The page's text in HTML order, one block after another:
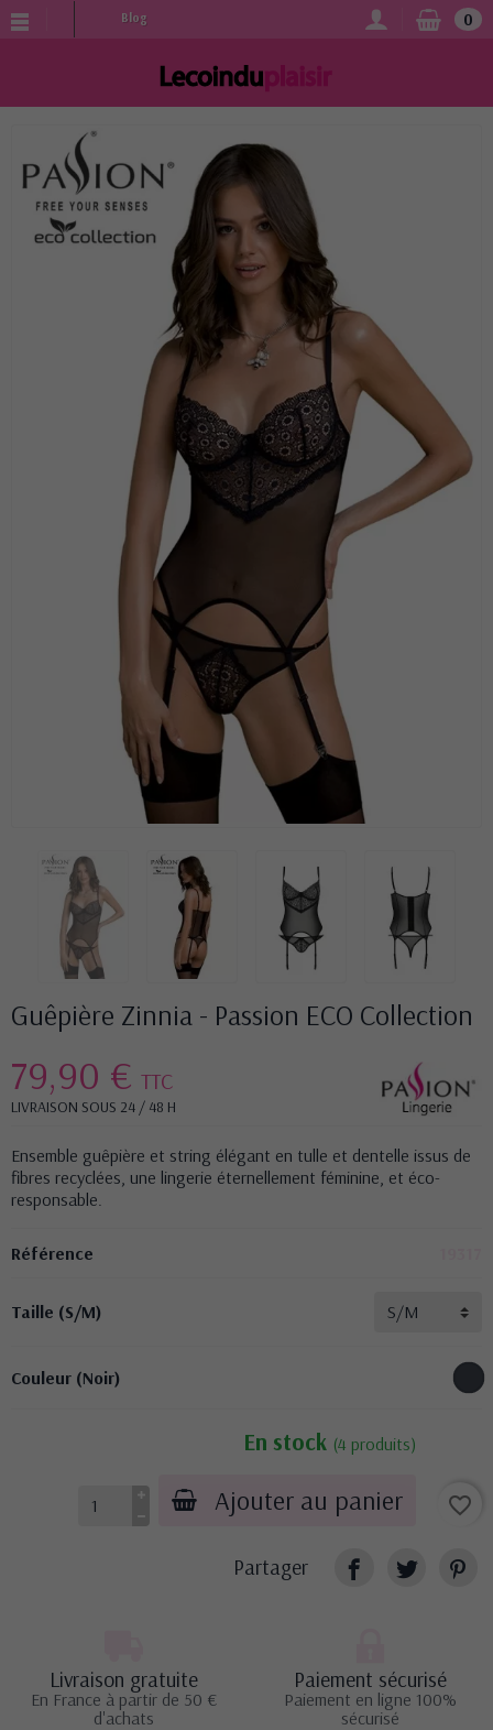
Blog 0
Guêpière Zinnia - Passion ECO Collection
79,90 € TTC
LIVRAISON SOUS 24 / 48 H
Ensemble guêpière et string élégant en tulle et dentelle issus de
fibres recyclées, une lingerie éternellement féminine, et éco-
responsable.
Référence
Taille (S/M)
Couleur (Noir)
En stock (4 produits)
Ajouter au panier favorite_border
Partager
Livraison gratuite
En France à partir de 50 €
d'achats
Paiement sécurisé
Paiement en ligne 100%
sécurisé